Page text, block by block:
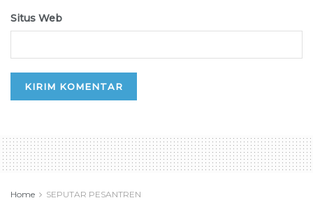
Situs Web
Home SEPUTAR PESANTREN